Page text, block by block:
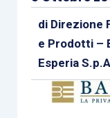
di Direzione
e Prodotti –
Esperia